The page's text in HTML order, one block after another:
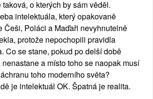
o kterých by sám věděl.
intelektuála, který opakovaně
Češi, Poláci a Maďaři nevyhnutelně
protože nepochopili pravidla
Co se stane, pokud po delší době
a místo toho se naopak musí
toho moderního světa?
je intelektuál OK. Špatná je realita.